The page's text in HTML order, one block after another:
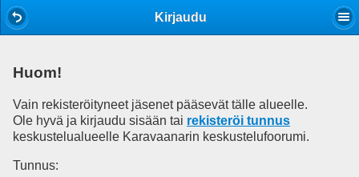
Kirjaudu
Huom!
Vain rekisteröityneet jäsenet pääsevät tälle alueelle.
Ole hyvä ja kirjaudu sisään tai rekisteröi tunnus
keskustelualueelle Karavaanarin keskustelufoorumi.
Tunnus: